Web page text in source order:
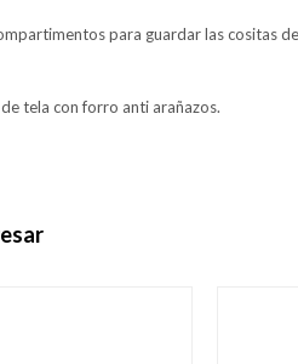
para guardar las cositas de
tela con forro anti arañazos.